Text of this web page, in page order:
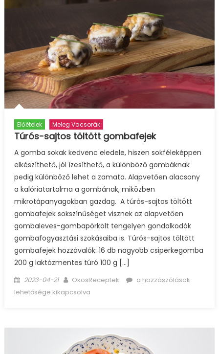
Előételek Meleg Vacsorák
Túrós-sajtos töltött gombafejek
A gomba sokak kedvenc eledele, hiszen sokféleképpen
elkészíthető, jól ízesíthető, a különböző gombáknak
pedig különböző lehet a zamata. Alapvetően alacsony
a kalóriatartalma a gombának, miközben
mikrotápanyagokban gazdag. A túrós-sajtos töltött
gombafejek sokszínűséget visznek az alapvetően
gombaleves-gombapörkölt tengelyen gondolkodók
gombafogyasztási szokásaiba is. Túrós-sajtos töltött
gombafejek hozzávalók: 16 db nagyobb csiperkegomba
200 g laktózmentes túró 100 g […]
Posted
on
2023-04-21 Author
OkosReceptek
Túrós-
a hozzászólások
lehetősége kikapcsolva